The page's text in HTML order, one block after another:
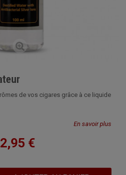
de vos cigares grâce à ce liquide
En savoir plus
2,95 €